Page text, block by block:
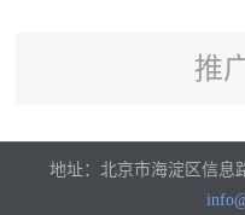
推
地址：北京市海淀区信息